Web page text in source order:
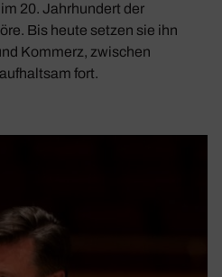
20. Jahrhundert der
Bis heute setzen sie ihn
Kommerz, zwischen
fort.